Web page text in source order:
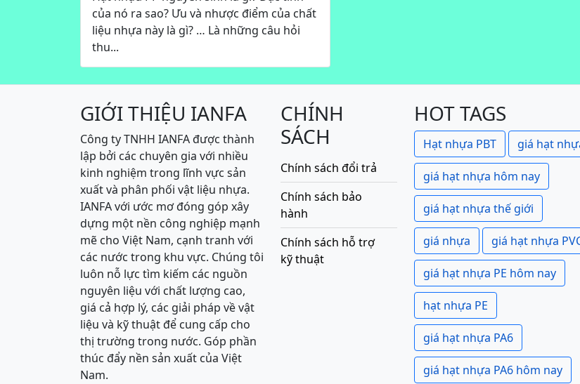
của nó ra sao? Ưu và nhược điểm của chất
liệu nhựa này là gì? … Là những câu hỏi
thu...
GIỚI THIỆU IANFA
Công ty TNHH IANFA được thành
lập bởi các chuyên gia với nhiều
kinh nghiệm trong lĩnh vực sản
xuất và phân phối vật liệu nhựa.
IANFA với ước mơ đóng góp xây
dựng một nền công nghiệp mạnh
mẽ cho Việt Nam, cạnh tranh với
các nước trong khu vực. Chúng tôi
luôn nỗ lực tìm kiếm các nguồn
nguyên liệu với chất lượng cao,
giá cả hợp lý, các giải pháp về vật
liệu và kỹ thuật để cung cấp cho
thị trường trong nước. Góp phần
thúc đẩy nền sản xuất của Việt
Nam.
CHÍNH
SÁCH
Chính sách đổi trả
Chính sách bảo
hành
Chính sách hỗ trợ
kỹ thuật
HOT TAGS
Hạt nhựa PBT giá hạt
giá hạt nhựa hôm nay
giá hạt nhựa thế giới
giá nhựa giá hạt nhựa
giá hạt nhựa PE hôm nay
hạt nhựa PE
giá hạt nhựa PA6
giá hạt nhựa PA6 hôm nay